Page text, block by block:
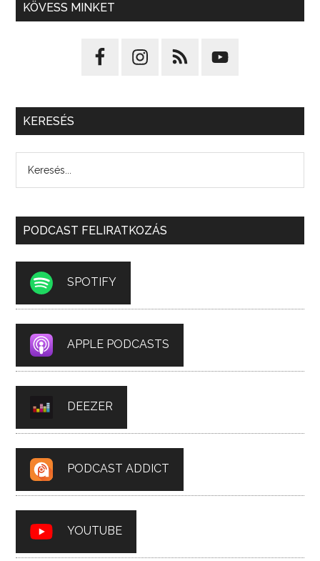
KÖVESS MINKET
KERESÉS
PODCAST FELIRATKOZÁS
SPOTIFY
APPLE PODCASTS
DEEZER
PODCAST ADDICT
YOUTUBE